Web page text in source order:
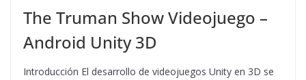
The Truman Show Videojuego –
Android Unity 3D
Introducción El desarrollo de videojuegos Unity en 3D se